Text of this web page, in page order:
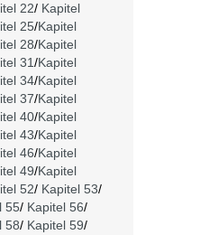
22/ Kapitel
25/Kapitel
28/Kapitel
31/Kapitel
34/Kapitel
37/Kapitel
40/Kapitel
43/Kapitel
46/Kapitel
49/Kapitel
52/ Kapitel 53/
55/ Kapitel 56/
58/ Kapitel 59/